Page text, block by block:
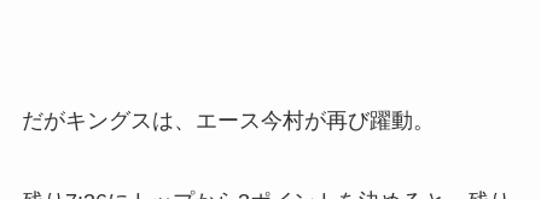
だがキングスは、エース今村が再び躍動。